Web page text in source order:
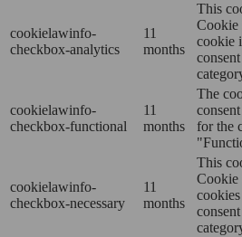
cookielawinfo-
checkbox-analytics
11
months
This
Cookie
cookie
cookielawinfo-
checkbox-functional
11
months
The
for the
cookielawinfo-
checkbox-necessary
11
months
This
Cookie